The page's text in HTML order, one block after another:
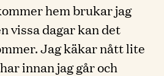
hem brukar jag
vissa dagar kan det
Jag käkar nått lite
innan jag går och